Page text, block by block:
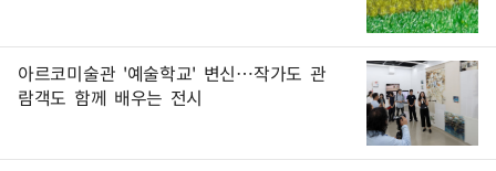
아르코미술관 '예술학교' 변신…작가도 관
람객도 함께 배우는 전시